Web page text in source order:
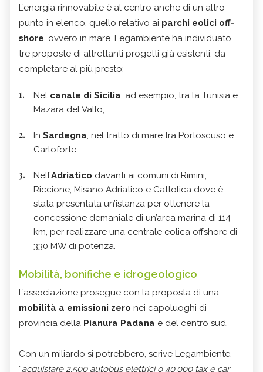
L’energia rinnovabile è al centro anche di un altro
punto in elenco, quello relativo ai parchi eolici off-
shore, ovvero in mare. Legambiente ha individuato
tre proposte di altrettanti progetti già esistenti, da
completare al più presto:
Nel canale di Sicilia, ad esempio, tra la Tunisia e
Mazara del Vallo;
In Sardegna, nel tratto di mare tra Portoscuso e
Carloforte;
Nell’Adriatico davanti ai comuni di Rimini,
Riccione, Misano Adriatico e Cattolica dove è
stata presentata un’istanza per ottenere la
concessione demaniale di un’area marina di 114
km, per realizzare una centrale eolica offshore di
330 MW di potenza.
Mobilità, bonifiche e idrogeologico
L’associazione prosegue con la proposta di una
mobilità a emissioni zero nei capoluoghi di
provincia della Pianura Padana e del centro sud.
Con un miliardo si potrebbero, scrive Legambiente,
“acquistare 2.500 autobus elettrici o 40.000 tax e car